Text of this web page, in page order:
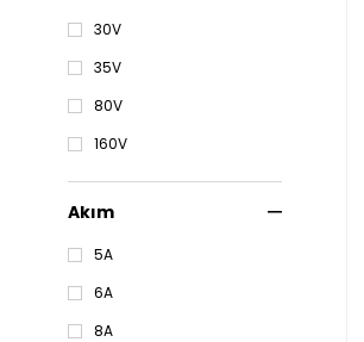
30V
35V
80V
160V
Akım
5A
6A
8A